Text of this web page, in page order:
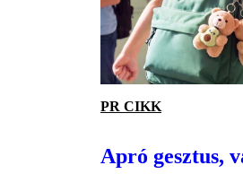
PR CIKK
Apró gesztus,